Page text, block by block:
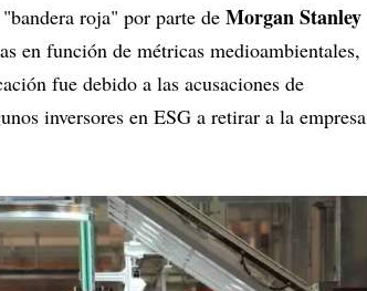
roja" por parte de Morgan Stanley
en función de métricas medioambientales,
fue debido a las acusaciones de
inversores en ESG a retirar a la empresa